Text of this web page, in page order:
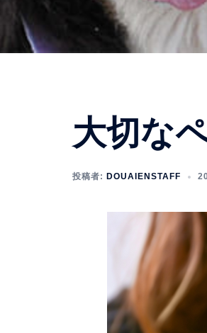
大切な
投稿者: DOUAIENSTAFF